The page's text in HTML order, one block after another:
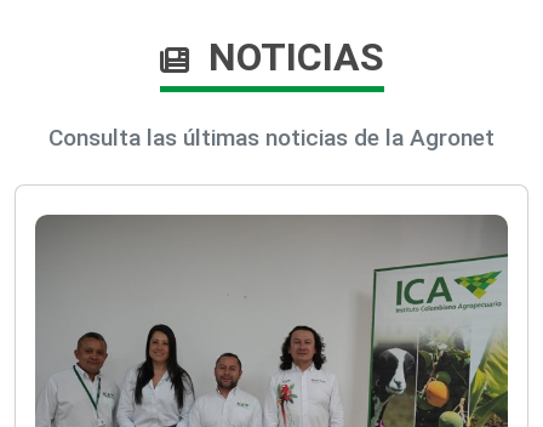
NOTICIAS
Consulta las últimas noticias de la Agronet